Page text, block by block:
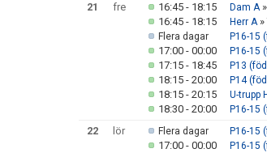
21
fre 16:45 - 18:15 Dam A
16:45 - 18:15
Herr A»
Flera dagar P16-15
17:00 - 00:00
P16-15
17:15 - 18:45
P13
18:15 - 20:00
P14
18:15 - 20:15
U-trupp
18:30 - 20:00
P16-15
22
lör Flera dagar P16-15
17:00 - 00:00
P16-15